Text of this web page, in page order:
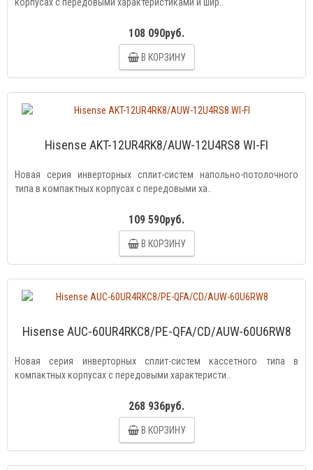
108 090руб.
В КОРЗИНУ
Hisense AKT-12UR4RK8/AUW-12U4RS8 WI-FI
Новая серия инверторных сплит-систем напольно-потолочного
типа в компактных корпусах с передовыми ха..
109 590руб.
В КОРЗИНУ
Hisense AUC-60UR4RKC8/PE-QFA/CD/AUW-60U6RW8
Новая серия инверторных сплит-систем кассетного типа в
компактных корпусах с передовыми характеристи..
268 936руб.
В КОРЗИНУ